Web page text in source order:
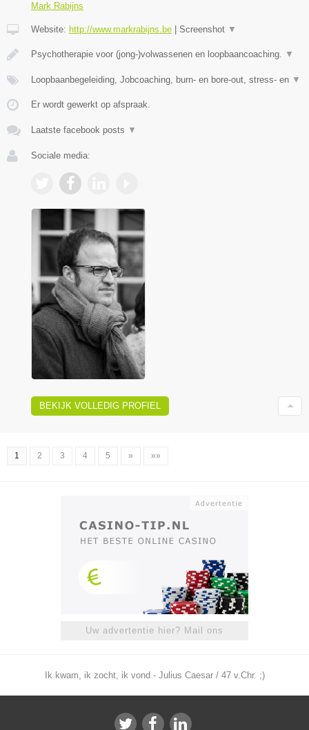
Mark Rabijns
Website: http://www.markrabijns.be Screenshot ▼
Psychotherapie voor (jong-)volwassenen en loopbaancoaching. ▼
Loopbaanbegeleiding, Jobcoaching, burn- en bore-out, stress- en ▼
Er wordt gewerkt op afspraak.
Laatste facebook posts ▼
Sociale media:
BEKIJK VOLLEDIG PROFIEL
1 2 3 4 5 » »»
Uw advertentie hier? Mail ons
Ik kwam, ik zocht, ik vond - Julius Caesar / 47 v.Chr. ;)